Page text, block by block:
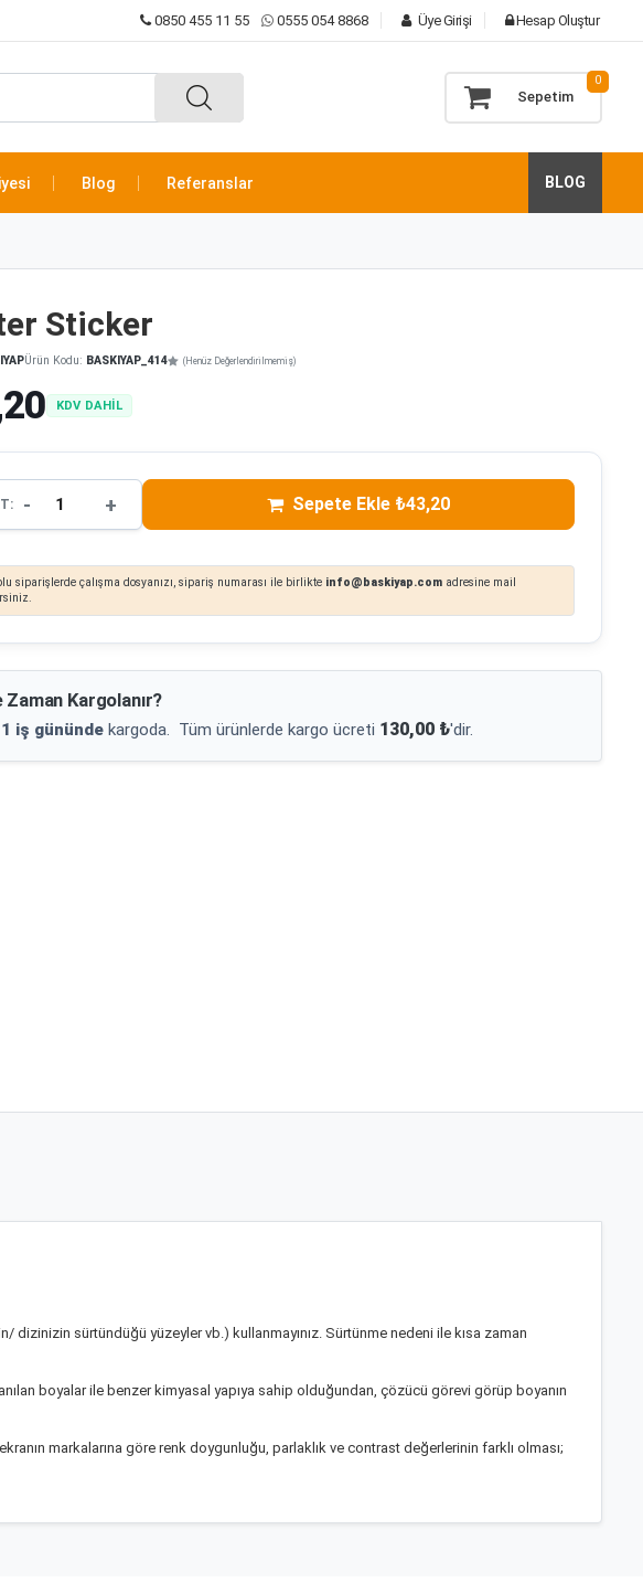
0850 455 11 55 0555 054 8868 Üye Girişi Hesap Oluştur
Sepetim
0
Blog Referanslar BLOG
Sticker
Ürün Kodu: BASKIYAP_414 (Henüz Değerlendirilmemiş)
KDV DAHİL
- + Sepete Ekle ₺43,20
siparişlerde çalışma dosyanızı, sipariş numarası ile birlikte info@baskiyap.com adresine mail
Zaman Kargolanır?
1 iş gününde kargoda. Tüm ürünlerde kargo ücreti 130,00 ₺'dir.
dizinizin sürtündüğü yüzeyler vb.) kullanmayınız. Sürtünme nedeni ile kısa zaman
boyalar ile benzer kimyasal yapıya sahip olduğundan, çözücü görevi görüp boyanın
markalarına göre renk doygunluğu, parlaklık ve contrast değerlerinin farklı olması;